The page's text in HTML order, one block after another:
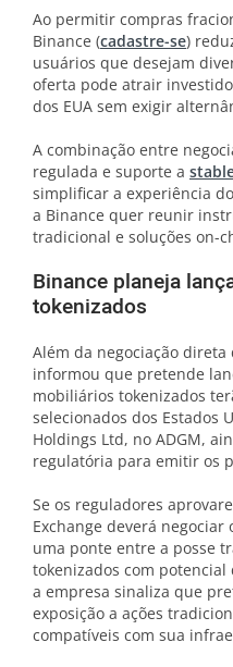
Ao permitir compras
Binance (cadastre-se)
usuários que desejam
oferta pode atrair
dos EUA sem exigir
A combinação entre
regulada e suporte a
simplificar a experiência
a Binance quer reunir
tradicional e soluções on-
Binance planeja
tokenizados
Além da negociação direta
informou que pretende
mobiliários tokenizados
selecionados dos Estados
Holdings Ltd, no ADGM,
regulatória para emitir os
Se os reguladores
Exchange deverá negociar
uma ponte entre a posse
tokenizados com
a empresa sinaliza que
exposição a ações
compatíveis com sua